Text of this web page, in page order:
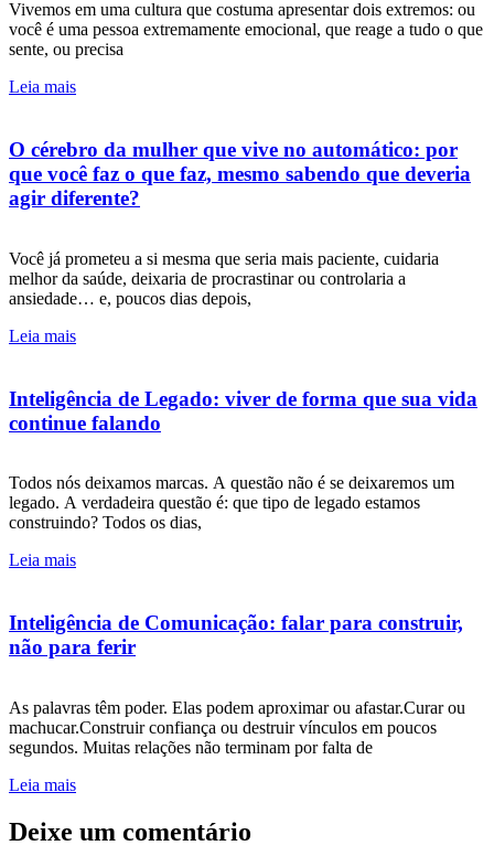
Vivemos em uma cultura que costuma apresentar dois extremos: ou
você é uma pessoa extremamente emocional, que reage a tudo o que
sente, ou precisa
Leia mais
O cérebro da mulher que vive no automático: por
que você faz o que faz, mesmo sabendo que deveria
agir diferente?
Você já prometeu a si mesma que seria mais paciente, cuidaria
melhor da saúde, deixaria de procrastinar ou controlaria a
ansiedade… e, poucos dias depois,
Leia mais
Inteligência de Legado: viver de forma que sua vida
continue falando
Todos nós deixamos marcas. A questão não é se deixaremos um
legado. A verdadeira questão é: que tipo de legado estamos
construindo? Todos os dias,
Leia mais
Inteligência de Comunicação: falar para construir,
não para ferir
As palavras têm poder. Elas podem aproximar ou afastar.Curar ou
machucar.Construir confiança ou destruir vínculos em poucos
segundos. Muitas relações não terminam por falta de
Leia mais
Deixe um comentário